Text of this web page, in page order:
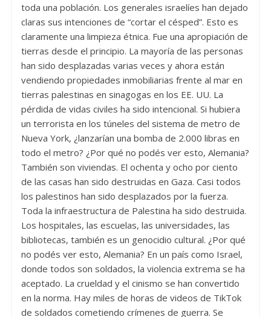
toda una población. Los generales israelíes han dejado
claras sus intenciones de “cortar el césped”. Esto es
claramente una limpieza étnica. Fue una apropiación de
tierras desde el principio. La mayoría de las personas
han sido desplazadas varias veces y ahora están
vendiendo propiedades inmobiliarias frente al mar en
tierras palestinas en sinagogas en los EE. UU. La
pérdida de vidas civiles ha sido intencional. Si hubiera
un terrorista en los túneles del sistema de metro de
Nueva York, ¿lanzarían una bomba de 2.000 libras en
todo el metro? ¿Por qué no podés ver esto, Alemania?
También son viviendas. El ochenta y ocho por ciento
de las casas han sido destruidas en Gaza. Casi todos
los palestinos han sido desplazados por la fuerza.
Toda la infraestructura de Palestina ha sido destruida.
Los hospitales, las escuelas, las universidades, las
bibliotecas, también es un genocidio cultural. ¿Por qué
no podés ver esto, Alemania? En un país como Israel,
donde todos son soldados, la violencia extrema se ha
aceptado. La crueldad y el cinismo se han convertido
en la norma. Hay miles de horas de videos de TikTok
de soldados cometiendo crímenes de guerra. Se